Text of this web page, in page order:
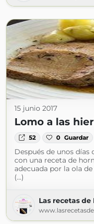
15 junio 2017
Lomo a las
52 0 Guardar
Después de unos
con una receta de
adecuada por la ola
(...)
Las recetas de